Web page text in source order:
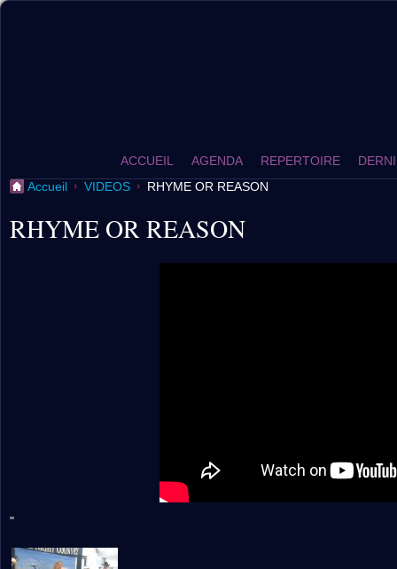
ACCUEIL AGENDA REPERTOIRE
Accueil
VIDEOS RHYME OR REASON
RHYME OR REASON
"